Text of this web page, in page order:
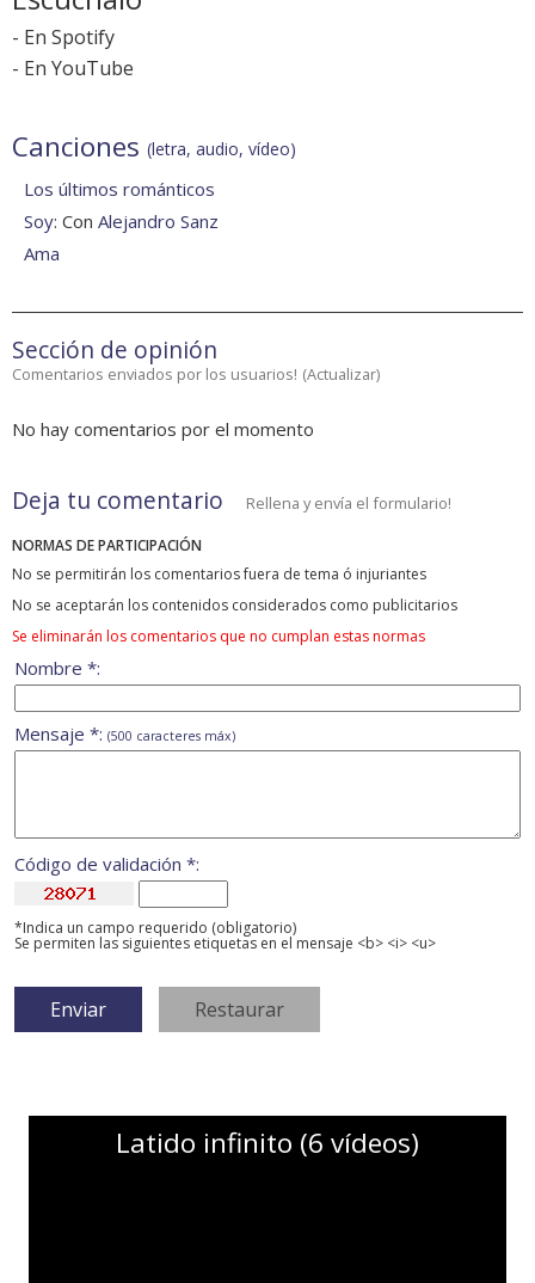
- En Spotify
- En YouTube
Canciones (letra, audio, vídeo)
Los últimos románticos
Soy: Con Alejandro Sanz
Ama
Sección de opinión
Comentarios enviados por los usuarios! (Actualizar)
No hay comentarios por el momento
Deja tu comentario Rellena y envía el formulario!
NORMAS DE PARTICIPACIÓN
No se permitirán los comentarios fuera de tema ó injuriantes
No se aceptarán los contenidos considerados como publicitarios
Se eliminarán los comentarios que no cumplan estas normas
Nombre *:
Mensaje *: (500 caracteres máx)
Código de validación *:
*Indica un campo requerido (obligatorio)
Se permiten las siguientes etiquetas en el mensaje <b> <i> <u>
Latido infinito (6 vídeos)